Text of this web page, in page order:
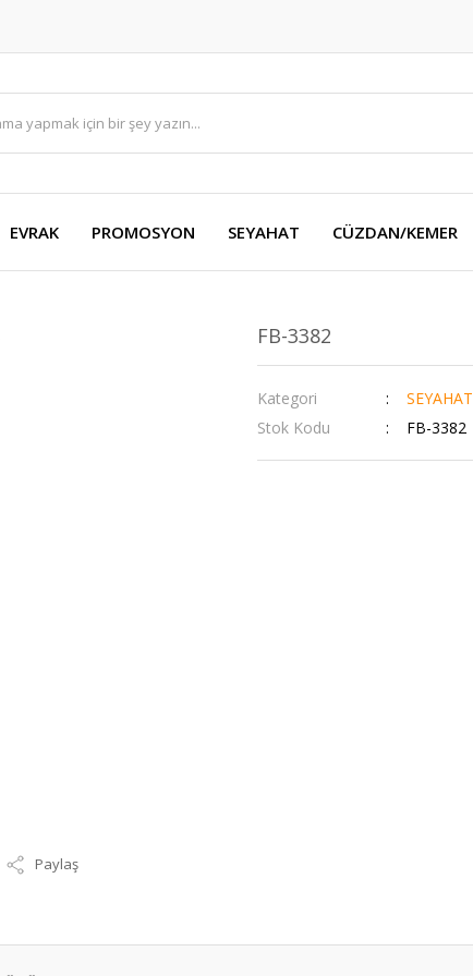
EVRAK PROMOSYON SEYAHAT CÜZDAN/KEMER
Paylaş
FB-3382
Kategori
SEYAHAT
Stok Kodu
FB-3382